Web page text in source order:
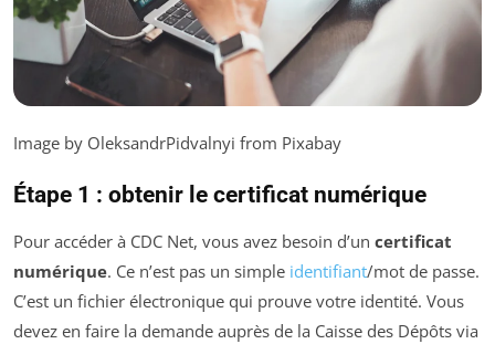
Image by OleksandrPidvalnyi from Pixabay
Étape 1 : obtenir le certificat numérique
Pour accéder à CDC Net, vous avez besoin d’un certificat
numérique. Ce n’est pas un simple identifiant/mot de passe.
C’est un fichier électronique qui prouve votre identité. Vous
devez en faire la demande auprès de la Caisse des Dépôts via